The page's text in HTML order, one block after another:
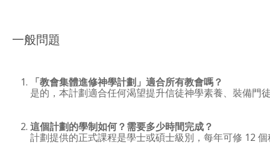
一般問題
「教會集體進修神學計劃」適合所有教會嗎？
是的，本計劃適合任何渴望提升信徒神學素養、裝備門
這個計劃的學制如何？需要多少時間完成？
計劃提供的正式課程是學士或碩士級別，每年可修 12